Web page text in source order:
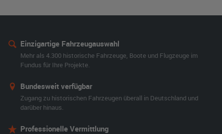
Einzigartige Fahrzeugauswahl
Mehr als 4.300 historische Fahrzeuge, Boote und Flugzeuge im
Fundus für Ihre Projekte.
Bundesweit verfügbar
Zugang zu historischen Fahrzeugen überall in Deutschland und
darüber hinaus.
Professionelle Vermittlung